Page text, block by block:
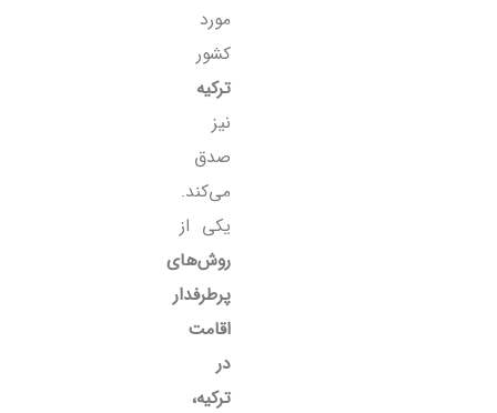
مورد
کشور
ترکیه
نیز
صدق
می‌کند.
یکی از
روش‌های
پرطرفدار
اقامت
در
ترکیه،